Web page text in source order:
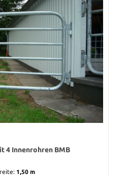
4 Innenrohren BMB
1,50 m